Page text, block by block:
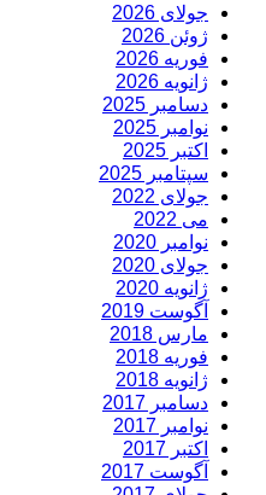
جولای 2026
ژوئن 2026
فوریه 2026
ژانویه 2026
دسامبر 2025
نوامبر 2025
اکتبر 2025
سپتامبر 2025
جولای 2022
می 2022
نوامبر 2020
جولای 2020
ژانویه 2020
آگوست 2019
مارس 2018
فوریه 2018
ژانویه 2018
دسامبر 2017
نوامبر 2017
اکتبر 2017
آگوست 2017